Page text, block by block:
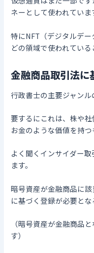
ネーとして使われていま
特にNFT（デジタルデ
どの領域で使われている
金融商品取引法に
行政書士の主要ジャンル
要するにこれは、株や社
お金のような価値を持つ
よく聞くインサイダー
ます。
暗号資産が金融商品に
に基づく登録が必要とな
（暗号資産が金融商品
す）